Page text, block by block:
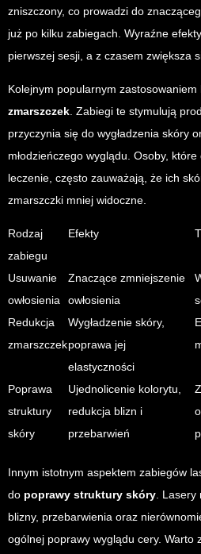
zniszczony, co prowadzi do
już po kilku zabiegach. Wyraźne
pierwszej sesji, a z czasem zwiększa
Kolejnym popularnym zastosowaniem
zmarszczek. Zabiegi te stymulują
przyczynia się do wygładzenia skóry
młodzieńczego wyglądu. Osoby,
leczenie, często zauważają, że ich
zmarszczki mniej widoczne.
Rodzaj
zabiegu
Efekty
Usuwanie
owłosienia
Znaczące zmniejszenie
owłosienia
Redukcja
zmarszczek
Wygładzenie skóry,
poprawa jej
elastyczności
Poprawa
struktury
skóry
Ujednolicenie kolorytu,
redukcja blizn i
przebarwień
Innym istotnym aspektem zabiegów
do poprawy struktury skóry. Lasery
blizny, przebarwienia oraz
ogólnej poprawy wyglądu cery. Warto